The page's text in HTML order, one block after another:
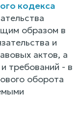
кодекса
образом в
и
актов, а
требований - в
оборота